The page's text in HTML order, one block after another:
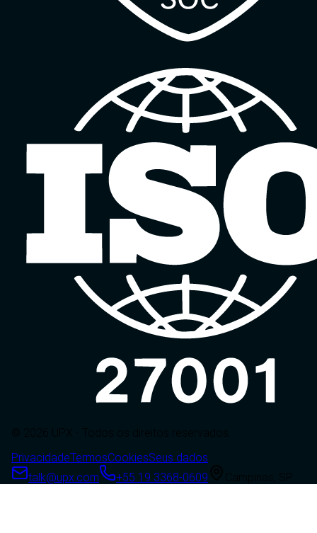
PrivacidadeTermosCookiesSeus dados
talk@upx.com
+55 19 3368-0609